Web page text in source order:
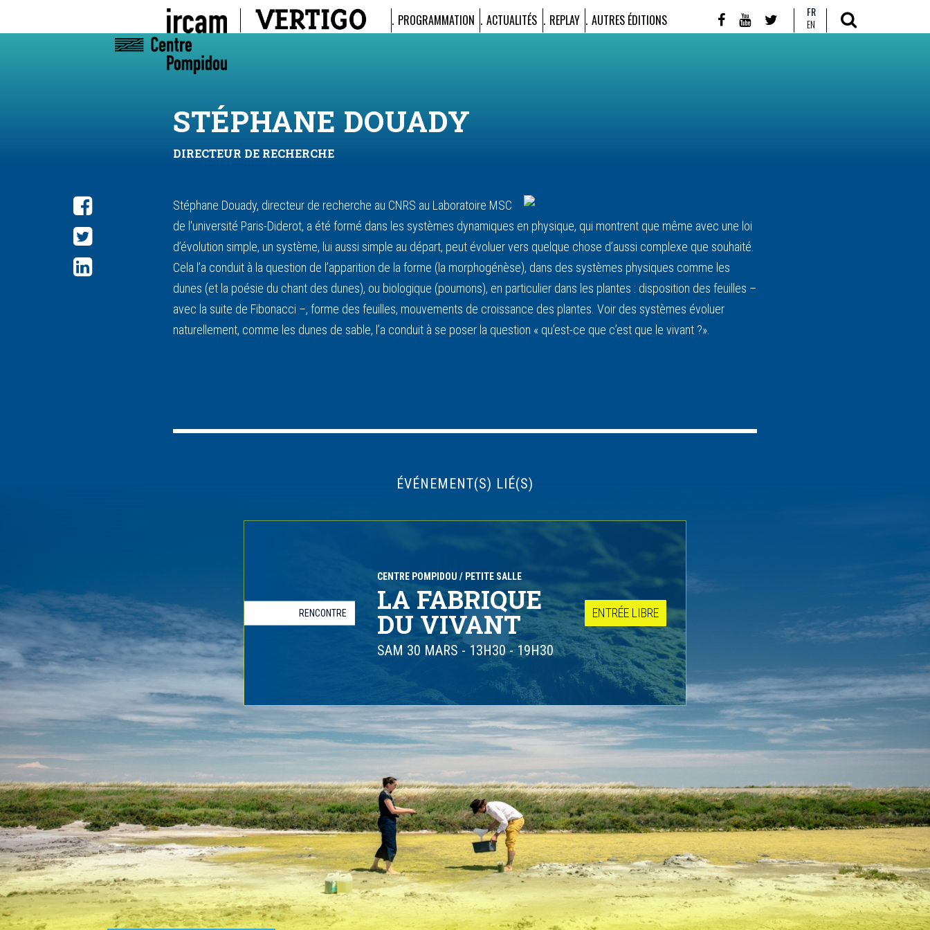
PROGRAMMATION ACTUALITÉS REPLAY AUTRES ÉDITIONS
FR
EN
STÉPHANE DOUADY
DIRECTEUR DE RECHERCHE
Stéphane Douady, directeur de recherche au CNRS au Laboratoire MSC
de l'université Paris-Diderot, a été formé dans les systèmes dynamiques en physique, qui montrent que même avec une loi
d’évolution simple, un système, lui aussi simple au départ, peut évoluer vers quelque chose d’aussi complexe que souhaité.
Cela l’a conduit à la question de l’apparition de la forme (la morphogénèse), dans des systèmes physiques comme les
dunes (et la poésie du chant des dunes), ou biologique (poumons), en particulier dans les plantes : disposition des feuilles –
avec la suite de Fibonacci –, forme des feuilles, mouvements de croissance des plantes. Voir des systèmes évoluer
naturellement, comme les dunes de sable, l’a conduit à se poser la question « qu’est-ce que c’est que le vivant ?».
ÉVÉNEMENT(S) LIÉ(S)
RENCONTRE
CENTRE POMPIDOU / PETITE SALLE
LA FABRIQUE
DU VIVANT
SAM 30 MARS - 13H30 - 19H30
ENTRÉE LIBRE